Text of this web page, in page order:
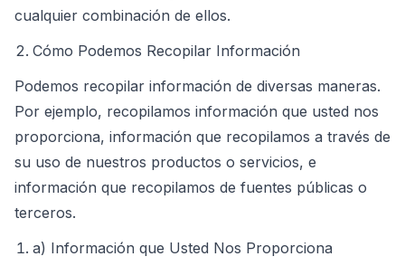
cualquier combinación de ellos.
Cómo Podemos Recopilar Información
Podemos recopilar información de diversas maneras.
Por ejemplo, recopilamos información que usted nos
proporciona, información que recopilamos a través de
su uso de nuestros productos o servicios, e
información que recopilamos de fuentes públicas o
terceros.
a) Información que Usted Nos Proporciona